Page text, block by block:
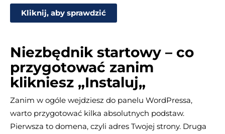
Kliknij, aby sprawdzić
Niezbędnik startowy – co
przygotować zanim
klikniesz „Instaluj„
Zanim w ogóle wejdziesz do panelu WordPressa,
warto przygotować kilka absolutnych podstaw.
Pierwsza to domena, czyli adres Twojej strony. Druga